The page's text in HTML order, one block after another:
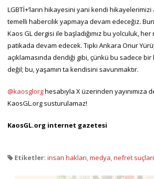
LGBTİ+’ların hikayesini yani kendi
temelli habercilik yapmaya devam edeceğiz.
Kaos GL dergisi ile başladığımız bu yolculuk,
patikada devam edecek. Tıpkı Ankara Onur
açıklamasında dendiği gibi, çünkü bu sadece
değil; bu, yaşamın ta kendisini savunmaktır.
@kaosglorghesabıyla X üzerinden yayınımıza
KaosGL.org susturulamaz!
KaosGL.org internet gazetesi
Etiketler: insan hakları,medya,nefret suçları